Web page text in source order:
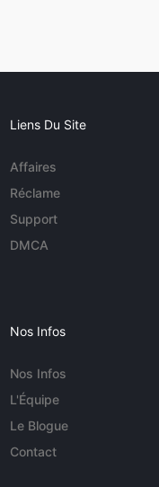
Liens Du Site
Affaires
Réclame
Support
DMCA
Nos Infos
Nos Infos
L'Équipe
Le Blogue
Contact